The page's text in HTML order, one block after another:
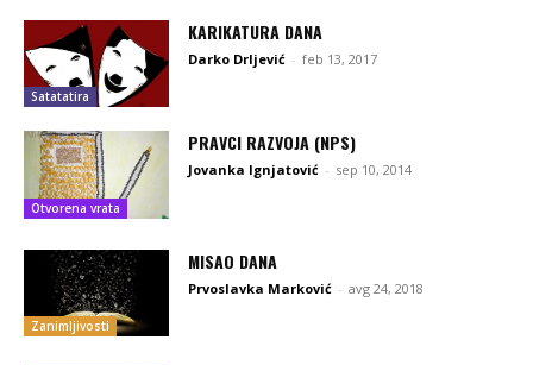
Satatatira
KARIKATURA DANA
Darko Drljević - feb 13, 2017
Otvorena vrata
PRAVCI RAZVOJA (NPS)
Jovanka Ignjatović - sep 10, 2014
Zanimljivosti
MISAO DANA
Prvoslavka Marković - avg 24, 2018